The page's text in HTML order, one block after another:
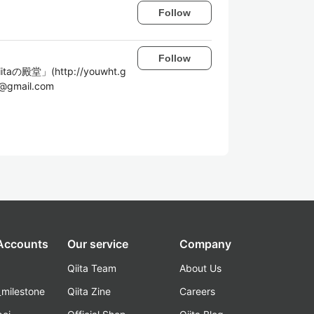
Follow
の殿堂」(http://youwht.g
Follow
Our service
Qiita Team
Qiita Zine
Company
About Us
Careers